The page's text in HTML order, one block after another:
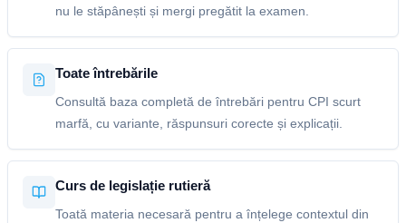
nu le stăpânești și mergi pregătit la examen.
Toate întrebările
Consultă baza completă de întrebări pentru CPI scurt
marfă, cu variante, răspunsuri corecte și explicații.
Curs de legislație rutieră
Toată materia necesară pentru a înțelege contextul din